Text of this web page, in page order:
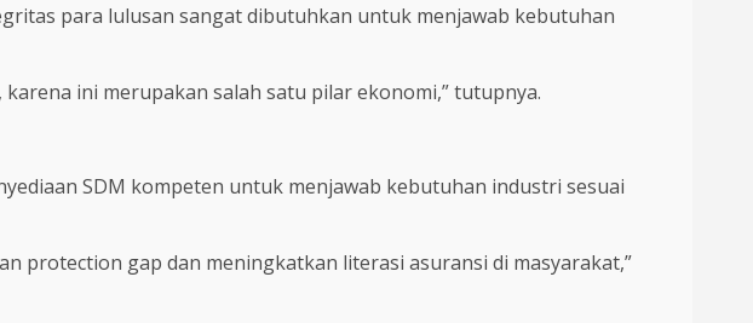
para lulusan sangat dibutuhkan untuk menjawab kebutuhan
ini merupakan salah satu pilar ekonomi,” tutupnya.
SDM kompeten untuk menjawab kebutuhan industri sesuai
protection gap dan meningkatkan literasi asuransi di masyarakat,”